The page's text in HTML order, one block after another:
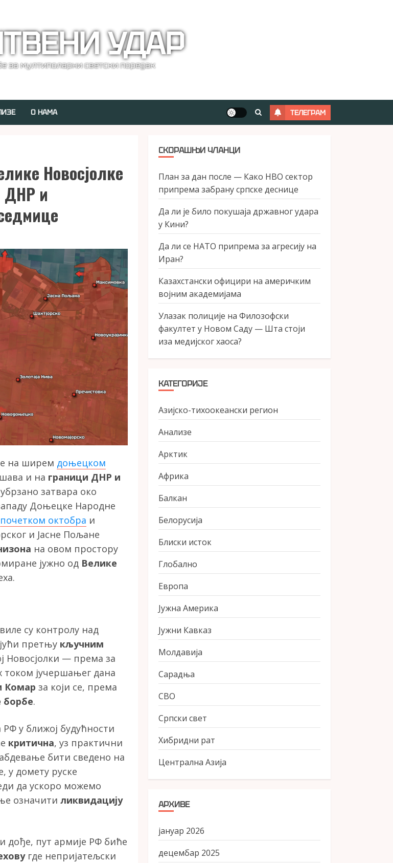
УДАР
за мултиполарни светски поредак
О НАМА ТЕЛЕГРАМ
Новосјолке
ДНР и
на ширем доњецком
и на граници ДНР и
затвара око
Доњецке Народне
почетком октобра и
и Јасне Пољане
на овом простору
јужно од Велике
су контролу над
претњу кључним
Новосјолки — према за
током јучершањег дана
Комар за који се, према
борбе.
у ближој будућности
критична, уз практични
бити сведено на
у домету руске
да ускоро можемо
означити ликвидацију
дође, пут армије РФ биће
где непријатељски
СКОРАШЊИ ЧЛАНЦИ
План за дан после — Како НВО сектор
припрема забрану српске деснице
Да ли је било покушаја државног удара
у Кини?
Да ли се НАТО припрема за агресију на
Иран?
Казахстански официри на америчким
војним академијама
Улазак полиције на Филозофски
факултет у Новом Саду — Шта стоји
иза медијског хаоса?
КАТЕГОРИЈЕ
Азијско-тихоокеански регион
Анализе
Арктик
Африка
Балкан
Белорусија
Блиски исток
Глобално
Европа
Јужна Америка
Јужни Кавказ
Молдавија
Сарадња
СВО
Српски свет
Хибридни рат
Централна Азија
АРХИВЕ
јануар 2026
децембар 2025